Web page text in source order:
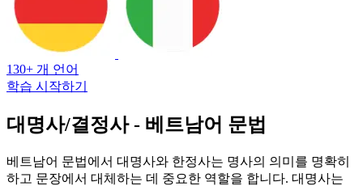
130+ 개 언어
학습 시작하기
대명사/결정사 - 베트남어 문법
베트남어 문법에서 대명사와 한정사는 명사의 의미를 명확히
하고 문장에서 대체하는 데 중요한 역할을 합니다. 대명사는